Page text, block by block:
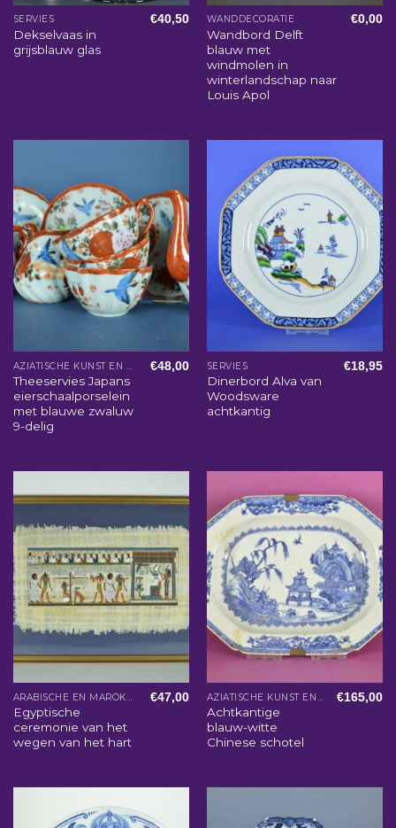
SERVIES
Dekselvaas in
grijsblauw glas
€40,50 WANDDECORATIE
Wandbord Delft
blauw met
windmolen in
winterlandschap naar
Louis Apol
€0,00
Theeservies Japans
eierschaalporselein
met blauwe zwaluw
9-delig
€48,00 SERVIES
Dinerbord Alva van
Woodsware
achtkantig
€18,95
ARABISCHE EN MAROKKAANSE WOONACCESSOIRES
Egyptische
ceremonie van het
wegen van het hart
€47,00 AZIATISCHE KUNST EN WOONACCESSOIRES
Achtkantige
blauw-witte
Chinese schotel
€165,00